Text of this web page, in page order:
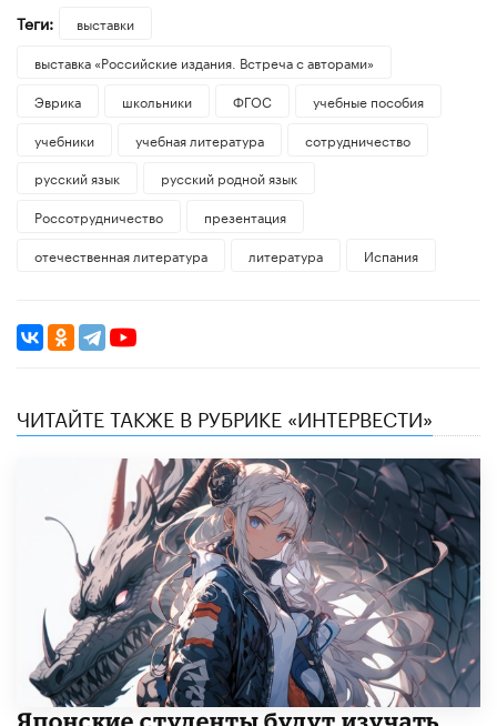
Теги:
выставки
выставка «Российские издания. Встреча с авторами»
Эврика
школьники ФГОС
учебные пособия
учебники
учебная литература
сотрудничество
русский язык
русский родной язык
Россотрудничество
презентация
отечественная литература
литература Испания
ЧИТАЙТЕ ТАКЖЕ В РУБРИКЕ «ИНТЕРВЕСТИ»